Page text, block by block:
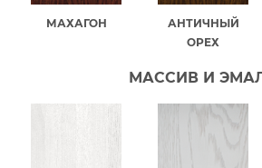
МАХАГОН
АНТИЧНЫЙ
ОРЕХ
МАССИВ И